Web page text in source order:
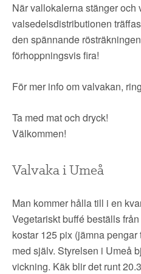
När vallokalerna stänger och
valsedelsdistributionen
den spännande
förhoppningsvis fira!
För mer info om valvakan,
Ta med mat och dryck!
Välkommen!
Valvaka i Umeå
Man kommer hålla till i en
Vegetariskt buffé beställs
kostar 125 pix (jämna
med själv. Styrelsen i Umeå
vickning. Käk blir det runt